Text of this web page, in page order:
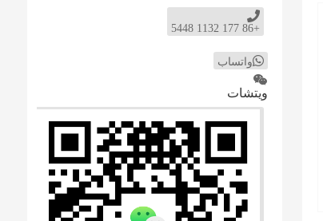
+86 177 1132 5448
واتساب
ويتشات